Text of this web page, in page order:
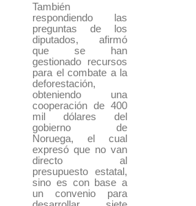
También
respondiendo las
preguntas de los
diputados, afirmó
que se han
gestionado recursos
para el combate a la
deforestación,
obteniendo una
cooperación de 400
mil dólares del
gobierno de
Noruega, el cual
expresó que no van
directo al
presupuesto estatal,
sino es con base a
un convenio para